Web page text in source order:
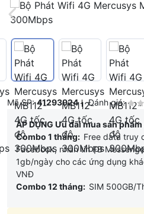
Mã SP:41293924 Đánh giá:
ÁP DỤNG Ưu đãi mua sản
Combo 1 tháng: Free data truy
Facebook, nhắn tin FB
1gb/ngày cho các ứng dụng
VNĐ
Combo 12 tháng: SIM 500GB/